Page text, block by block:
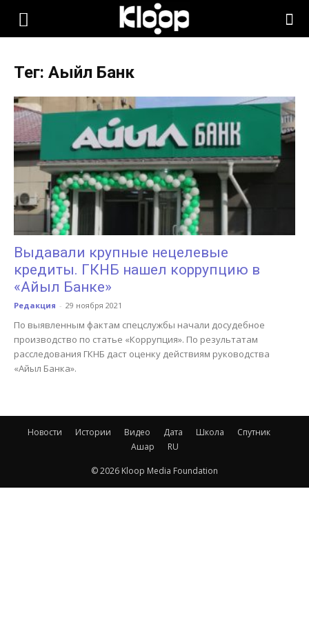
KLOOP.KG
Новости
Кыргызстана
Тег: Аыйл Банк
Выдавали крупные нецелевые
кредиты. ГКНБ нашел коррупцию в
«Айыл Банке»
Редакция - 29 ноября 2021
По выявленным фактам спецслужбы начали досудебное
производство по статье «Коррупция». По результатам
расследования ГКНБ даст оценку действиям руководства
«Айыл Банка».
Новости Истории Видео Дата Школа
Спутник
Ашар
RU
© 2026 Kloop Media Foundation